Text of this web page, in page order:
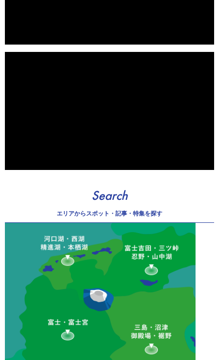
Search
エリアからスポット・記事・特集を探す